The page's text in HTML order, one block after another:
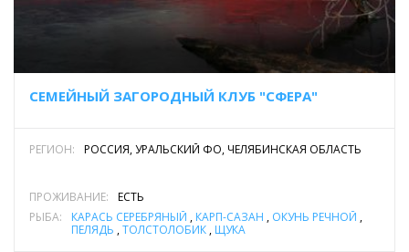
СЕМЕЙНЫЙ ЗАГОРОДНЫЙ КЛУБ "СФЕРА"
РЕГИОН: РОССИЯ, УРАЛЬСКИЙ ФО, ЧЕЛЯБИНСКАЯ ОБЛАСТЬ
ПРОЖИВАНИЕ:
ЕСТЬ
РЫБА:
КАРАСЬ СЕРЕБРЯНЫЙ , КАРП-САЗАН , ОКУНЬ РЕЧНОЙ ,
ПЕЛЯДЬ ,ТОЛСТОЛОБИК , ЩУКА